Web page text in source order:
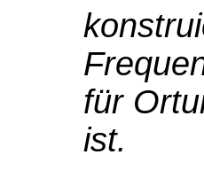
für
ist.